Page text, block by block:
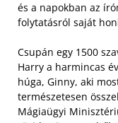
és a napokban az
folytatásról saját
Csupán egy 1500
Harry a harmincas
húga, Ginny, aki
természetesen
Mágiaügyi